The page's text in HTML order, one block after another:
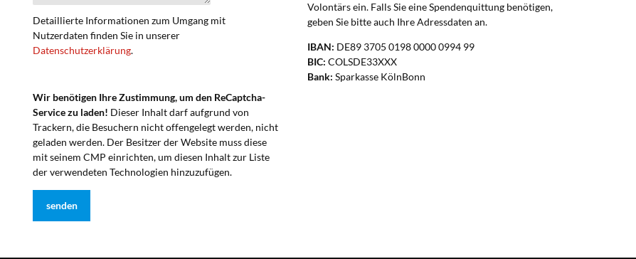
Detaillierte Informationen zum Umgang mit
Nutzerdaten finden Sie in unserer
Datenschutzerklärung.
Wir benötigen Ihre Zustimmung, um den ReCaptcha-
Service zu laden! Dieser Inhalt darf aufgrund von
Trackern, die Besuchern nicht offengelegt werden, nicht
geladen werden. Der Besitzer der Website muss diese
mit seinem CMP einrichten, um diesen Inhalt zur Liste
der verwendeten Technologien hinzuzufügen.
Volontärs ein. Falls Sie eine Spendenquittung benötigen,
geben Sie bitte auch Ihre Adressdaten an.
IBAN: DE89 3705 0198 0000 0994 99
BIC: COLSDE33XXX
Bank: Sparkasse KölnBonn